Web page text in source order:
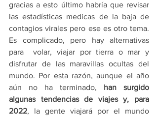
gracias a esto último habría que revisar
las estadísticas medicas de la baja de
contagios virales pero ese es otro tema.
Es complicado, pero hay alternativas
para  volar, viajar por tierra o mar y
disfrutar de las maravillas ocultas del
mundo. Por esta razón, aunque el año
aún no ha terminado, han surgido
algunas tendencias de viajes y, para
2022, la gente viajará por el mundo